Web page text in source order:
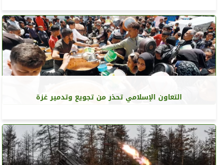
التعاون الإسلامي تحذر من تجويع وتدمير غزة